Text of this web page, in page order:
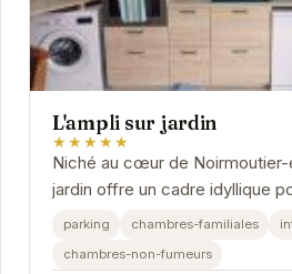
L'ampli sur jardin
★★★★★
Niché au cœur de
jardin offre un cadre idyllique
inoubliables.
parking chambres-familiales
chambres-non-fumeurs